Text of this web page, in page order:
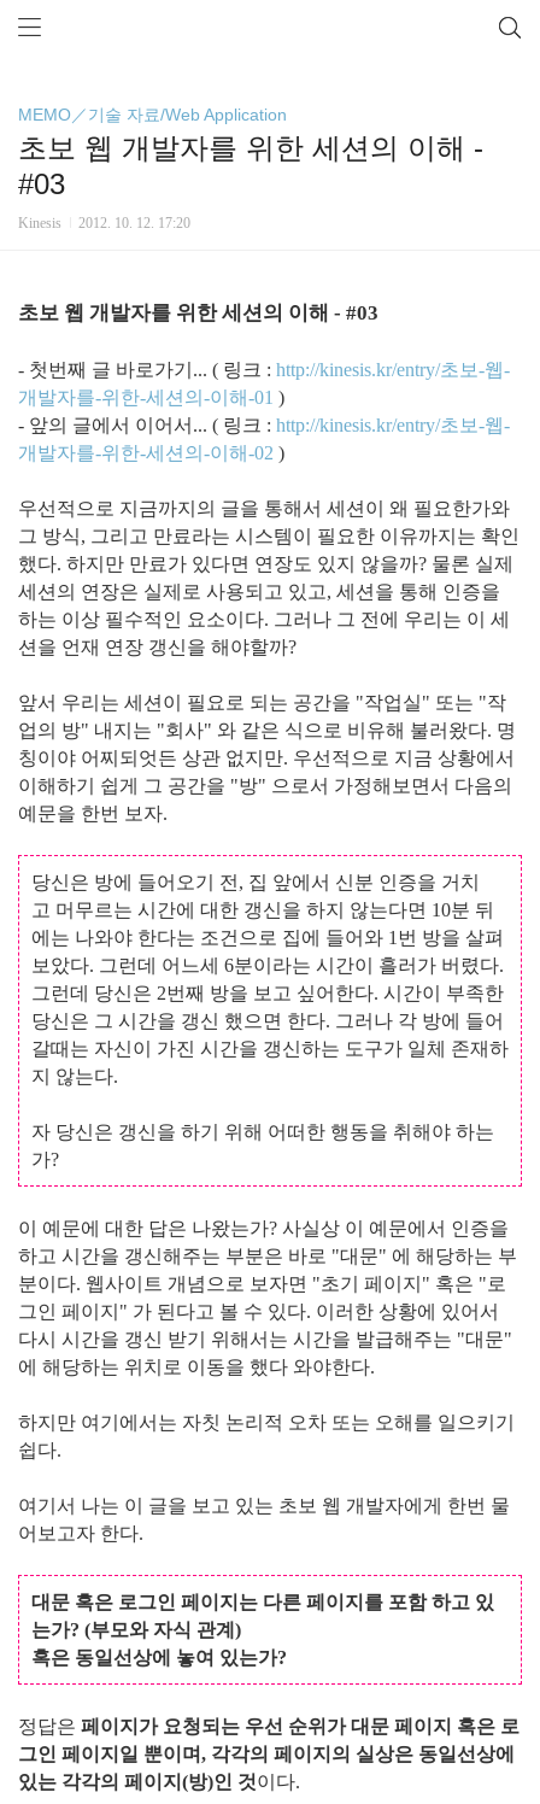
MEMO／기술 자료/Web Application
초보 웹 개발자를 위한 세션의 이해 -
#03
Kinesis 2012. 10. 12. 17:20
초보 웹 개발자를 위한 세션의 이해 - #03
- 첫번째 글 바로가기... ( 링크 : http://kinesis.kr/entry/초보-웹-
개발자를-위한-세션의-이해-01 )
- 앞의 글에서 이어서... ( 링크 : http://kinesis.kr/entry/초보-웹-
개발자를-위한-세션의-이해-02 )
우선적으로 지금까지의 글을 통해서 세션이 왜 필요한가와
그 방식, 그리고 만료라는 시스템이 필요한 이유까지는 확인
했다. 하지만 만료가 있다면 연장도 있지 않을까? 물론 실제
세션의 연장은 실제로 사용되고 있고, 세션을 통해 인증을
하는 이상 필수적인 요소이다. 그러나 그 전에 우리는 이 세
션을 언재 연장 갱신을 해야할까?
앞서 우리는 세션이 필요로 되는 공간을 "작업실" 또는 "작
업의 방" 내지는 "회사" 와 같은 식으로 비유해 불러왔다. 명
칭이야 어찌되엇든 상관 없지만. 우선적으로 지금 상황에서
이해하기 쉽게 그 공간을 "방" 으로서 가정해보면서 다음의
예문을 한번 보자.
당신은 방에 들어오기 전, 집 앞에서 신분 인증을 거치
고 머무르는 시간에 대한 갱신을 하지 않는다면 10분 뒤
에는 나와야 한다는 조건으로 집에 들어와 1번 방을 살펴
보았다. 그런데 어느세 6분이라는 시간이 흘러가 버렸다.
그런데 당신은 2번째 방을 보고 싶어한다. 시간이 부족한
당신은 그 시간을 갱신 했으면 한다. 그러나 각 방에 들어
갈때는 자신이 가진 시간을 갱신하는 도구가 일체 존재하
지 않는다.
자 당신은 갱신을 하기 위해 어떠한 행동을 취해야 하는
가?
이 예문에 대한 답은 나왔는가? 사실상 이 예문에서 인증을
하고 시간을 갱신해주는 부분은 바로 "대문" 에 해당하는 부
분이다. 웹사이트 개념으로 보자면 "초기 페이지" 혹은 "로
그인 페이지" 가 된다고 볼 수 있다. 이러한 상황에 있어서
다시 시간을 갱신 받기 위해서는 시간을 발급해주는 "대문"
에 해당하는 위치로 이동을 했다 와야한다.
하지만 여기에서는 자칫 논리적 오차 또는 오해를 일으키기
쉽다.
여기서 나는 이 글을 보고 있는 초보 웹 개발자에게 한번 물
어보고자 한다.
대문 혹은 로그인 페이지는 다른 페이지를 포함 하고 있
는가? (부모와 자식 관계)
혹은 동일선상에 놓여 있는가?
정답은 페이지가 요청되는 우선 순위가 대문 페이지 혹은 로
그인 페이지일 뿐이며, 각각의 페이지의 실상은 동일선상에
있는 각각의 페이지(방)인 것이다.